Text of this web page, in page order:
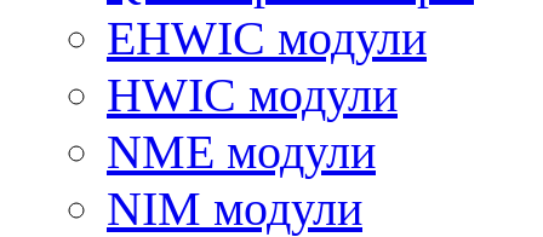
EHWIC модули
HWIC модули
NME модули
NIM модули